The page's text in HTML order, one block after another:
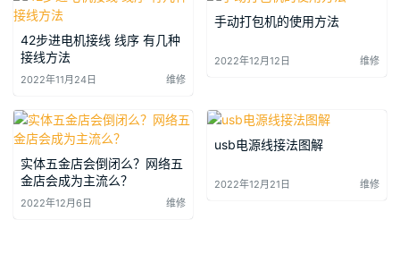
42步进电机接线 线序 有几种
接线方法
2022年11月24日 维修
手动打包机的使用方法
2022年12月12日 维修
实体五金店会倒闭么？网络五
金店会成为主流么？
2022年12月6日 维修
usb电源线接法图解
2022年12月21日 维修